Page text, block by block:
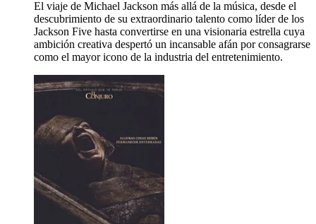
El viaje de Michael Jackson más allá de la música, desde el
descubrimiento de su extraordinario talento como líder de los
Jackson Five hasta convertirse en una visionaria estrella cuya
ambición creativa despertó un incansable afán por consagrarse
como el mayor icono de la industria del entretenimiento.